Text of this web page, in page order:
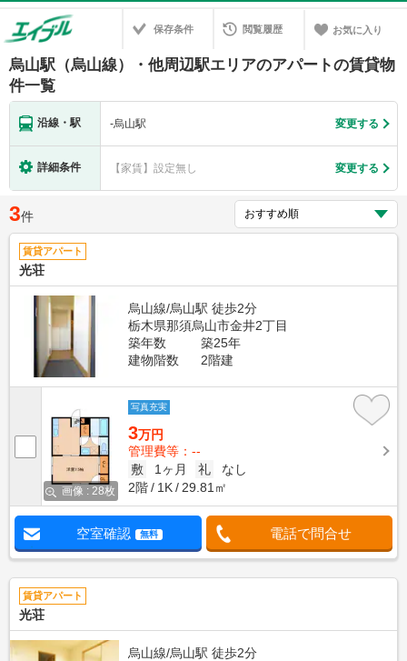
保存条件 閲覧履歴 お気に入り
烏山駅（烏山線）・他周辺駅エリアのアパートの賃貸物
件一覧
沿線・駅 -烏山駅 変更する
詳細条件 【家賃】設定無し 変更する
3件
賃貸アパート
光荘
烏山線/烏山駅 徒歩2分
栃木県那須烏山市金井2丁目
築年数
築25年
建物階数
2階建
画像 : 28枚
写真充実
3万円
管理費等：--
敷
1ヶ月 礼
なし
2階
1K 29.81㎡
空室確認 無料 電話で問合せ
賃貸アパート
光荘
烏山線/烏山駅 徒歩2分